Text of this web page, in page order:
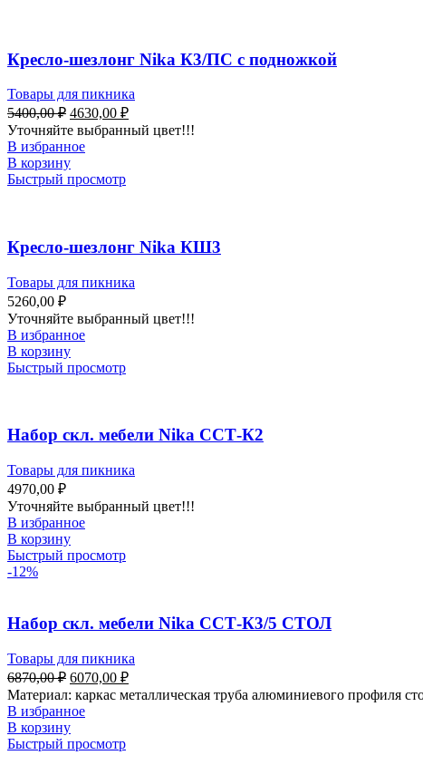
Кресло-шезлонг Nika К3/ПС с подножкой
Товары для пикника
5400,00₽ 4630,00 ₽
Уточняйте выбранный цвет!!!
В избранное
В корзину
Быстрый просмотр
Кресло-шезлонг Nika КШ3
Товары для пикника
5260,00 ₽
Уточняйте выбранный цвет!!!
В избранное
В корзину
Быстрый просмотр
Набор скл. мебели Nika ССТ-К2
Товары для пикника
4970,00 ₽
Уточняйте выбранный цвет!!!
В избранное
В корзину
Быстрый просмотр
-12%
Набор скл. мебели Nika ССТ-К3/5 СТОЛ
Товары для пикника
6870,00₽ 6070,00 ₽
Материал: каркас металлическая труба алюминиевого профиля
В избранное
В корзину
Быстрый просмотр